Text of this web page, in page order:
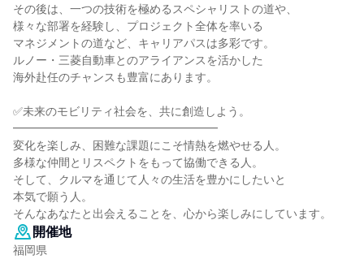
その後は、一つの技術を極めるスペシャリストの道や、
様々な部署を経験し、プロジェクト全体を率いる
マネジメントの道など、キャリアパスは多彩です。
ルノー・三菱自動車とのアライアンスを活かした
海外赴任のチャンスも豊富にあります。
✅未来のモビリティ社会を、共に創造しよう。
━━━━━━━━━━━━━━━━━━
変化を楽しみ、困難な課題にこそ情熱を燃やせる人。
多様な仲間とリスペクトをもって協働できる人。
そして、クルマを通じて人々の生活を豊かにしたいと
本気で願う人。
そんなあなたと出会えることを、心から楽しみにしています。
開催地
福岡県